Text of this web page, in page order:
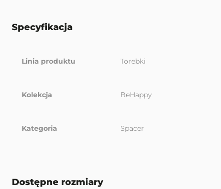
Specyfikacja
Linia produktu Torebki
Kolekcja BeHappy
Kategoria Spacer
Dostępne rozmiary